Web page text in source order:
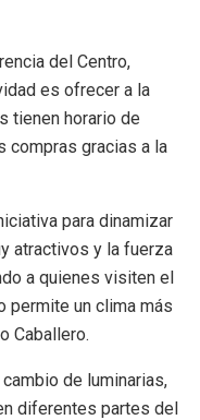
del Centro,
es ofrecer a la
tienen horario de
compras gracias a la
para dinamizar
atractivos y la fuerza
a quienes visiten el
permite un clima más
Caballero.
de luminarias,
diferentes partes del